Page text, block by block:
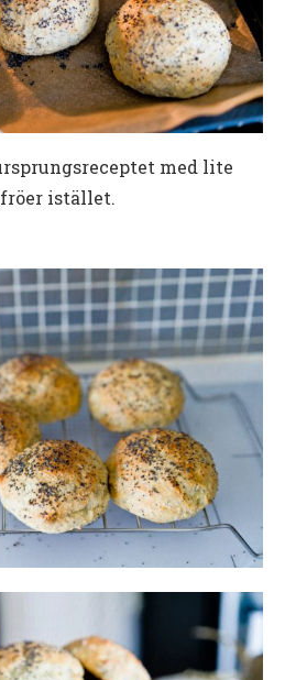
med lite
istället.